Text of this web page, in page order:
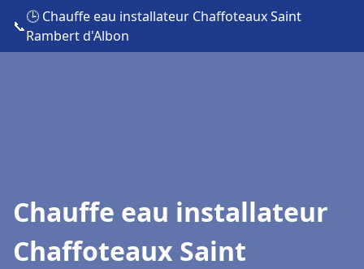
📞
🕒 Chauffe eau installateur Chaffoteaux Saint
Rambert d'Albon
Chauffe eau installateur
Chaffoteaux Saint